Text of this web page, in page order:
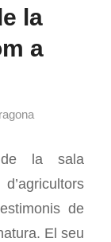
la
a
de la sala
de
El seu